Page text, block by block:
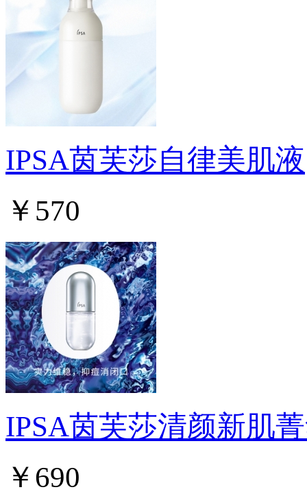
IPSA茵芙莎自律美肌液
￥570
IPSA茵芙莎清颜新肌
￥690